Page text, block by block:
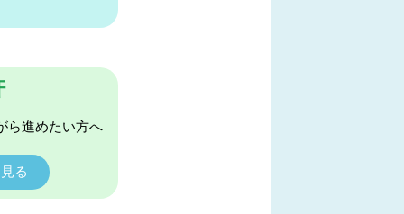
ら進めたい方へ
る